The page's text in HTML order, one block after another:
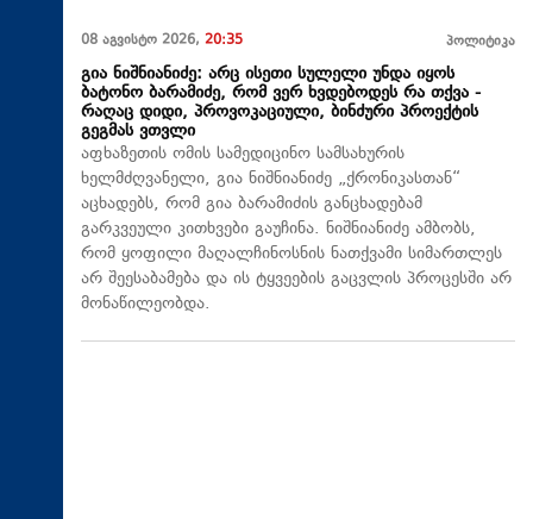
08 აგვისტო 2026, 20:35 პოლიტიკა
გია ნიშნიანიძე: არც ისეთი სულელი უნდა იყოს
ბატონო ბარამიძე, რომ ვერ ხვდებოდეს რა თქვა -
რაღაც დიდი, პროვოკაციული, ბინძური პროექტის
გეგმას ვთვლი
აფხაზეთის ომის სამედიცინო სამსახურის
ხელმძღვანელი, გია ნიშნიანიძე „ქრონიკასთან“
აცხადებს, რომ გია ბარამიძის განცხადებამ
გარკვეული კითხვები გაუჩინა. ნიშნიანიძე ამბობს,
რომ ყოფილი მაღალჩინოსნის ნათქვამი სიმართლეს
არ შეესაბამება და ის ტყვეების გაცვლის პროცესში არ
მონაწილეობდა.